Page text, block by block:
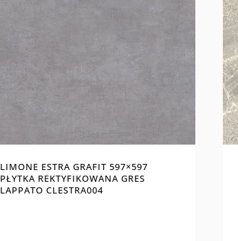
LIMONE ESTRA GRAFIT 597×597
PŁYTKA REKTYFIKOWANA GRES
LAPPATO CLESTRA004